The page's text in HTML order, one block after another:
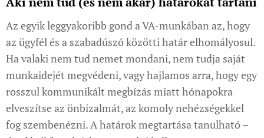
Az egyik leggyakoribb gond a VA-munkában az, hogy
az ügyfél és a szabadúszó közötti határ elhomályosul.
Ha valaki nem tud nemet mondani, nem tudja saját
munkaidejét megvédeni, vagy hajlamos arra, hogy egy
rosszul kommunikált megbízás miatt hónapokra
elveszítse az önbizalmát, az komoly nehézségekkel
fog szembenézni. A határok megtartása tanulható –